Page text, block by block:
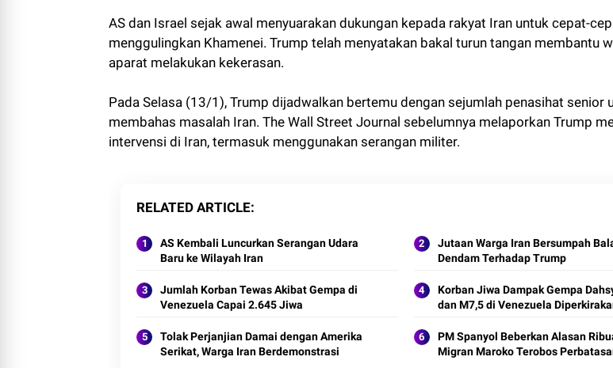
AS dan Israel sejak awal menyuarakan dukungan kepada rakyat Iran untuk cepat-
menggulingkan Khamenei. Trump telah menyatakan bakal turun tangan membantu
aparat melakukan kekerasan.
Pada Selasa (13/1), Trump dijadwalkan bertemu dengan sejumlah penasihat senior
membahas masalah Iran. The Wall Street Journal sebelumnya melaporkan Trump
intervensi di Iran, termasuk menggunakan serangan militer.
RELATED ARTICLE
AS Kembali Luncurkan Serangan Udara
Baru ke Wilayah Iran
Jutaan Warga Iran Bersumpah
Dendam Terhadap Trump
Jumlah Korban Tewas Akibat Gempa di
Venezuela Capai 2.645 Jiwa
Korban Jiwa Dampak Gempa
dan M7,5 di Venezuela
Tolak Perjanjian Damai dengan Amerika
Serikat, Warga Iran Berdemonstrasi
PM Spanyol Beberkan Alasan
Migran Maroko Terobos